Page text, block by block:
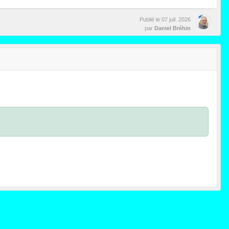
Publié le 07 juil. 2026
par Daniel Bréhin